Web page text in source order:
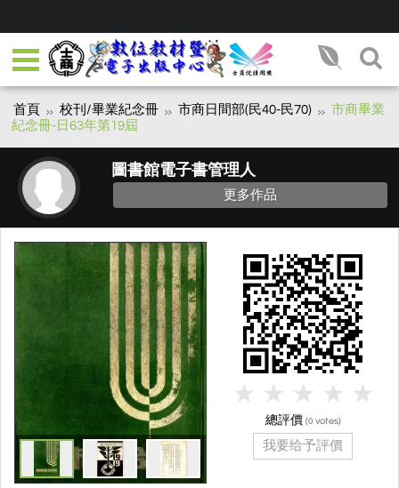
首頁 校刊/畢業紀念冊 市商日間部(民40-民70)
市商畢業
紀念冊-日63年第19屆
圖書館電子書管理人
更多作品
總評價 (0 votes)
我要给予評價